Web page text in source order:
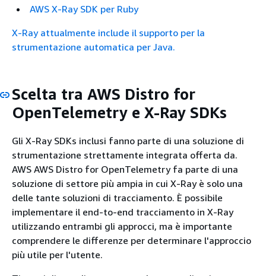
AWS X-Ray SDK per Ruby
X-Ray attualmente include il supporto per la
strumentazione automatica per Java.
Scelta tra AWS Distro for
OpenTelemetry e X-Ray SDKs
Gli X-Ray SDKs inclusi fanno parte di una soluzione di
strumentazione strettamente integrata offerta da.
AWS AWS Distro for OpenTelemetry fa parte di una
soluzione di settore più ampia in cui X-Ray è solo una
delle tante soluzioni di tracciamento. È possibile
implementare il end-to-end tracciamento in X-Ray
utilizzando entrambi gli approcci, ma è importante
comprendere le differenze per determinare l'approccio
più utile per l'utente.